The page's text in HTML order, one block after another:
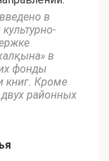
в
в
фонды
книг. Кроме
районных